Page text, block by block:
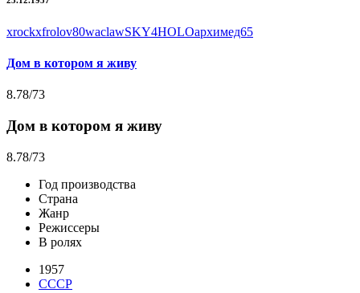
xrockxfrolov80waclawSKY4HOLOархимед65
Дом в котором я живу
8.78/73
Дом в котором я живу
8.78/73
Год производства
Страна
Жанр
Режиссеры
В ролях
1957
СССР